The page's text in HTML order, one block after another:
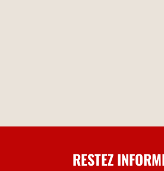
RESTEZ